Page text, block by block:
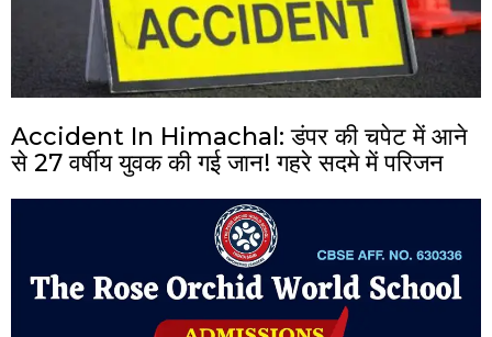
Accident In Himachal: डंपर की चपेट में आने
से 27 वर्षीय युवक की गई जान! गहरे सदमे में परिजन